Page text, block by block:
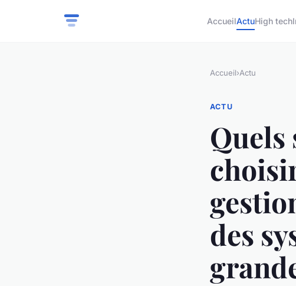
AccueilActuHigh tech
Accueil›Actu
ACTU
Quels
des